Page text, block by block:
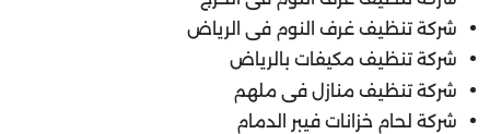
شركة تنظيف غرف النوم فى الرياض
شركة تنظيف مكيفات بالرياض
شركة تنظيف منازل فى ملهم
شركة لحام خزانات فيبر الدمام